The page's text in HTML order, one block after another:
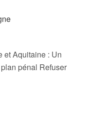
et Aquitaine : Un
pénal Refuser